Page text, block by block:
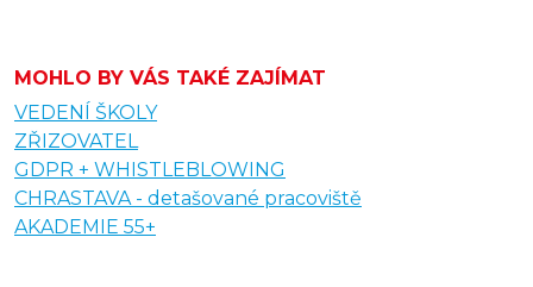
MOHLO BY VÁS TAKÉ ZAJÍMAT
VEDENÍ ŠKOLY
ZŘIZOVATEL
GDPR + WHISTLEBLOWING
CHRASTAVA - detašované pracoviště
AKADEMIE 55+